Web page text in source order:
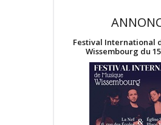
Festival International
Wissembourg du